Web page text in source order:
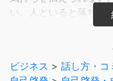
い。人といると落ち着
感情を表に出すのが苦
ビジネス > 話し方・コ